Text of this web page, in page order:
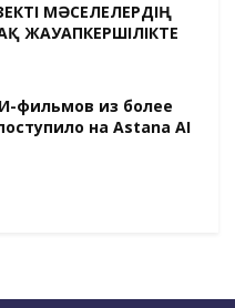
МӘСЕЛЕЛЕРДІҢ
ЖАУАПКЕРШІЛІКТЕ
фильмов из более
на Astana AI